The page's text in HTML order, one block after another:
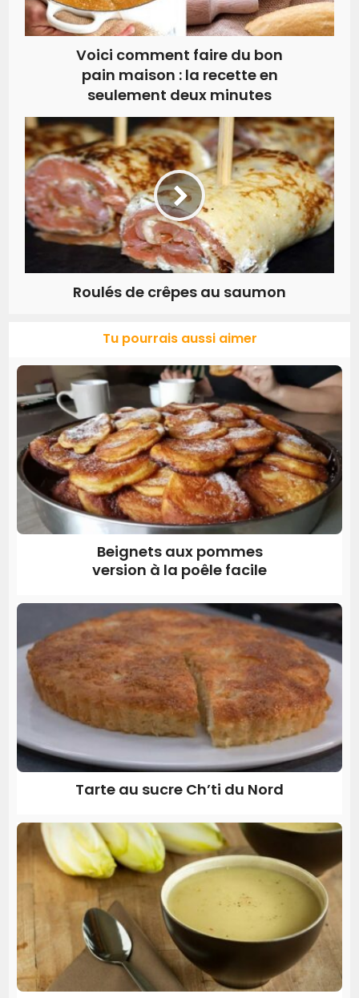
Voici comment faire du bon
pain maison : la recette en
seulement deux minutes
Roulés de crêpes au saumon
Tu pourrais aussi aimer
Beignets aux pommes
version à la poêle facile
Tarte au sucre Ch’ti du Nord